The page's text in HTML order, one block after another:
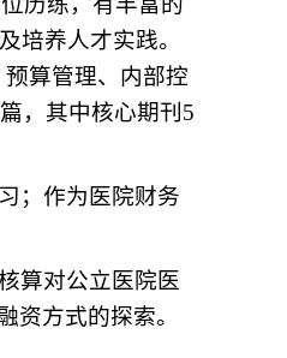
培养人才实践。
算管理、内部控
，其中核心期刊5
；作为医院财务
算对公立医院医
资方式的探索。